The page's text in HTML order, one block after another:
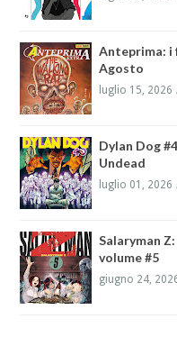
Anteprima: i
Agosto
luglio 15, 2026
Dylan Dog
Undead
luglio 01, 2026
Salaryman
volume #5
giugno 24,